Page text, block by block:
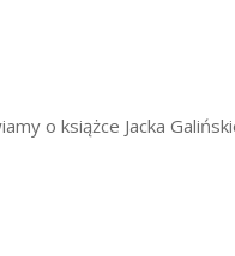
o książce Jacka